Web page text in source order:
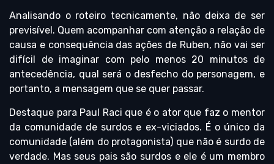
Analisando o roteiro tecnicamente, não deixa de ser
previsível. Quem acompanhar com atenção a relação de
causa e consequência das ações de Ruben, não vai ser
difícil de imaginar com pelo menos 20 minutos de
antecedência, qual será o desfecho do personagem, e
portanto, a mensagem que se quer passar.
Destaque para Paul Raci que é o ator que faz o mentor
da comunidade de surdos e ex-viciados. É o único da
comunidade (além do protagonista) que não é surdo de
verdade. Mas seus pais são surdos e ele é um membro